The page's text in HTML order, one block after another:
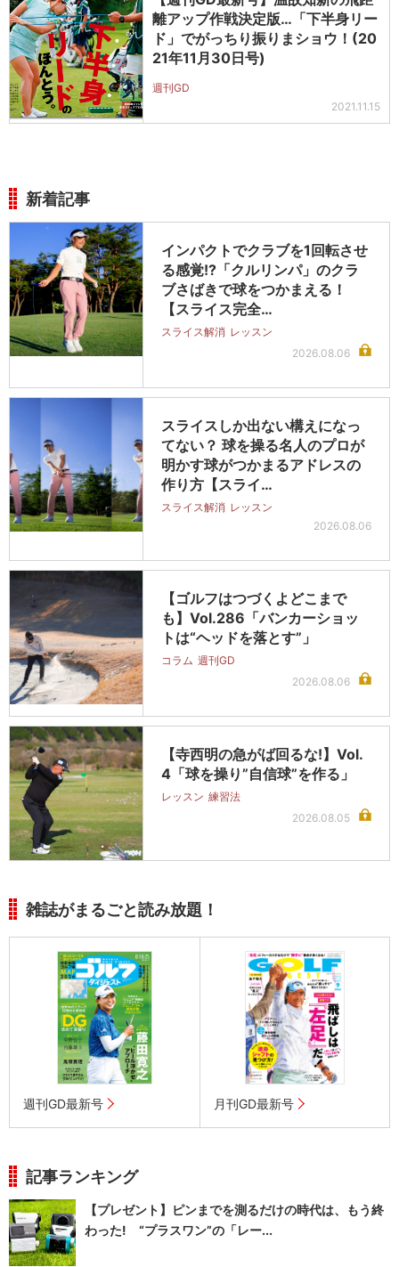
離アップ作戦決定版…「下半身リー
ド」でがっちり振りまショウ！(20
21年11月30日号)
週刊GD
2021.11.15
新着記事
インパクトでクラブを1回転させ
る感覚!?「クルリンパ」のクラ
ブさばきで球をつかまえる！
【スライス完全…
スライス解消 レッスン
2026.08.06
スライスしか出ない構えになっ
てない？ 球を操る名人のプロが
明かす球がつかまるアドレスの
作り方【スライ…
スライス解消 レッスン
2026.08.06
【ゴルフはつづくよどこまで
も】Vol.286「バンカーショッ
トは“ヘッドを落とす”」
コラム 週刊GD
2026.08.06
【寺西明の急がば回るな!】Vol.
4「球を操り”自信球”を作る」
レッスン 練習法
2026.08.05
雑誌がまるごと読み放題！
週刊GD最新号 月刊GD最新号
記事ランキング
【プレゼント】ピンまでを測るだけの時代は、もう終
わった! “プラスワン”の「レー...